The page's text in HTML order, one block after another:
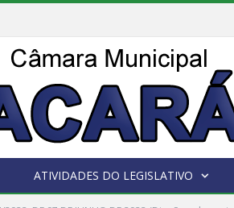
ATIVIDADES DO LEGISLATIVO